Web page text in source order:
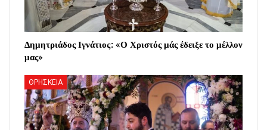
Δημητριάδος Ιγνάτιος: «Ο Χριστός μάς έδειξε το μέλλον
μας»
ΘΡΗΣΚΕΙΑ